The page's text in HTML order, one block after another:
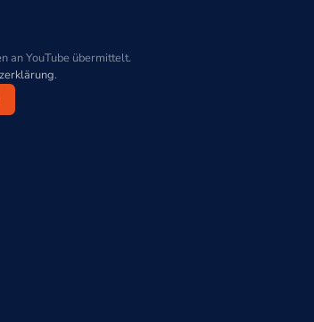
an YouTube übermittelt.
.